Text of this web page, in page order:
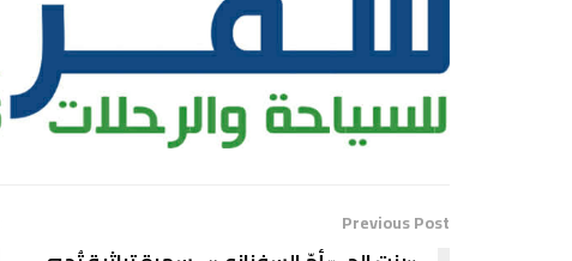
Previous Post